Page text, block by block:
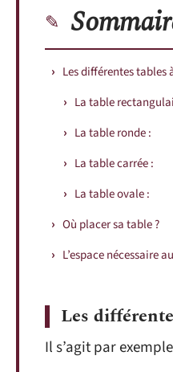
Les différentes tables
La table
La table ronde :
La table carrée :
La table ovale :
Où placer sa table ?
L’espace nécessaire
Les
Il s’agit par